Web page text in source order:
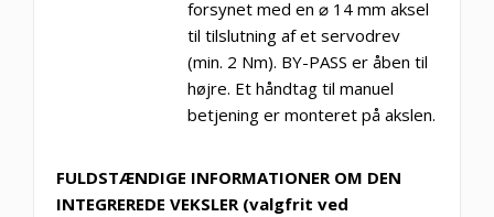
forsynet med en ⌀ 14 mm aksel
til tilslutning af et servodrev
(min. 2 Nm). BY-PASS er åben til
højre. Et håndtag til manuel
betjening er monteret på akslen.
FULDSTÆNDIGE INFORMATIONER OM DEN
INTEGREREDE VEKSLER (valgfrit ved